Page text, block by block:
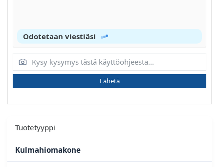
Odotetaan viestiäsi
Lähetä
Tuotetyyppi
Kulmahiomakone